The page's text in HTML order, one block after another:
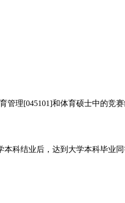
管理[045101]和体育硕士中的竞
科结业后，达到大学本科毕业